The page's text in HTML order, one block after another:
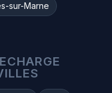
sur-Marne